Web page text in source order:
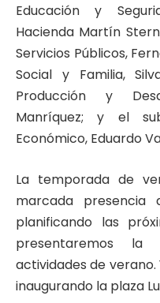
Educación y
Hacienda Martín
Servicios Públicos,
Social y Familia,
Producción y
Manríquez; y el
Económico, Eduardo
La temporada de
marcada presencia
planificando las
presentaremos
actividades de
inaugurando la plaza